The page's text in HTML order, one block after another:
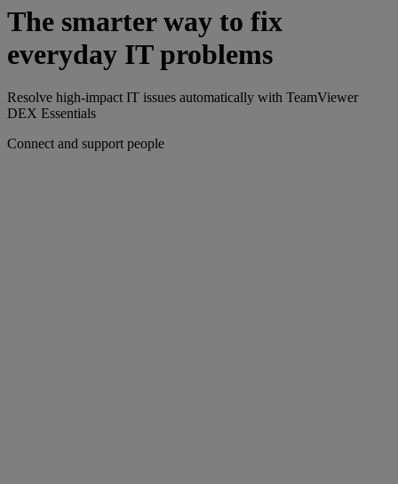
The smarter way to fix
everyday IT problems
Resolve high-impact IT issues automatically with TeamViewer
DEX Essentials
Connect and support people